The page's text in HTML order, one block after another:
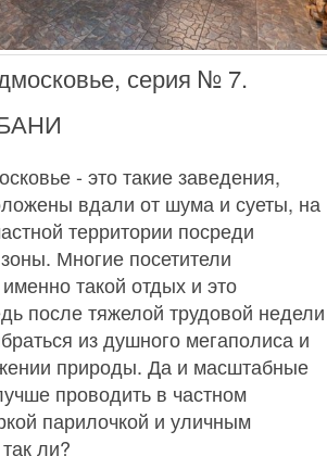
серия № 7.
- это такие заведения,
вдали от шума и суеты, на
территории посреди
Многие посетители
такой отдых и это
после тяжелой трудовой недели
из душного мегаполиса и
природы. Да и масштабные
проводить в частном
парилочкой и уличным
ли?